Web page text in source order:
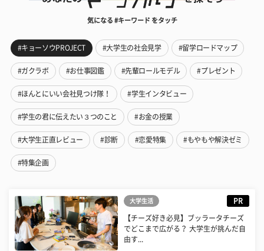
気になる #キーワード をタッチ
#キョーソウPROJECT #大学生の社会見学 #留学ロードマップ
#ガクラボ #お仕事図鑑 #先輩ロールモデル #プレゼント
#ほんとにいい会社見つけ隊！ #学生インタビュー
#学生の君に伝えたい３つのこと #お金の授業
#大学生正直レビュー #診断 #恋愛特集 #もやもや解決ゼミ
#特集企画
大学生活 PR
【チーズ好き必見】ブッラータチーズ
でどこまで広がる？ 大学生が挑んだ自
由す...